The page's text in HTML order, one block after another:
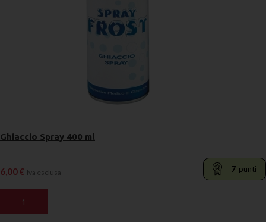
Ghiaccio Spray 400 ml
6,00€ Iva esclusa 7 punti
AGGIUNGI AL CARRELLO